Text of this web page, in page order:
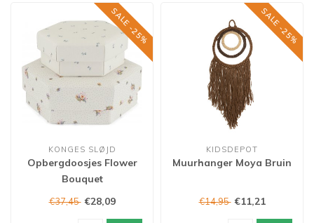
SALE -25%
KONGES SLØJD
Opbergdoosjes Flower
Bouquet
€37,45 €28,09
SALE -25%
KIDSDEPOT
Muurhanger Moya Bruin
€14,95 €11,21